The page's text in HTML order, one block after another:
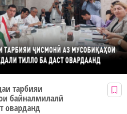
тарбияи
байналмилалӣ
оварданд